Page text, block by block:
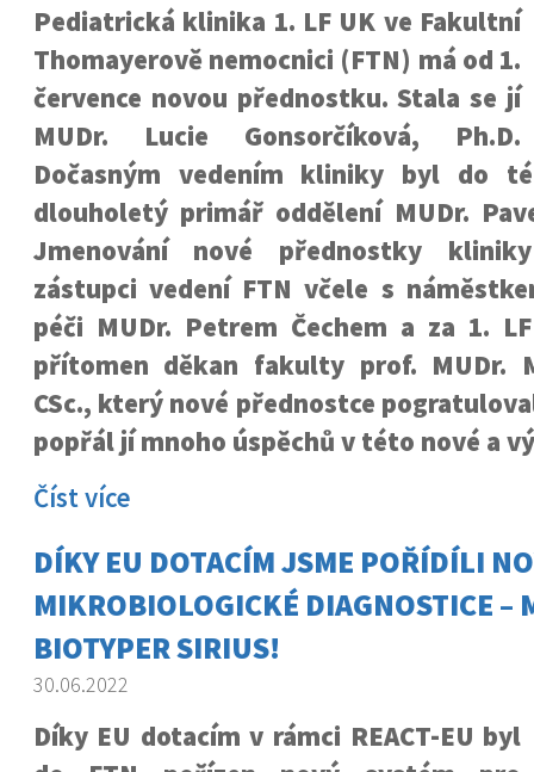
Pediatrická klinika 1. LF UK ve Fakultní
Thomayerově nemocnici (FTN) má od 1.
července novou přednostku. Stala se jí
MUDr. Lucie Gonsorčíková, Ph.D.
Dočasným vedením kliniky byl do
dlouholetý primář oddělení MUDr.
Jmenování nové přednostky
zástupci vedení FTN včele s
péči MUDr. Petrem Čechem a za 1.
přítomen děkan fakulty prof. MUDr.
CSc., který nové přednostce
popřál jí mnoho úspěchů v této nové a
Číst více
DÍKY EU DOTACÍM JSME POŘÍDÍLI
MIKROBIOLOGICKÉ DIAGNOSTICE –
BIOTYPER SIRIUS!
30.06.2022
Díky EU dotacím v rámci REACT-EU byl